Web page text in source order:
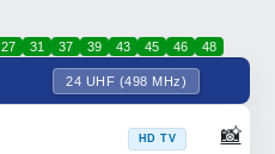
27 31 37 39 43 45 46 48
24 UHF (498 MHz)
HD TV 📸